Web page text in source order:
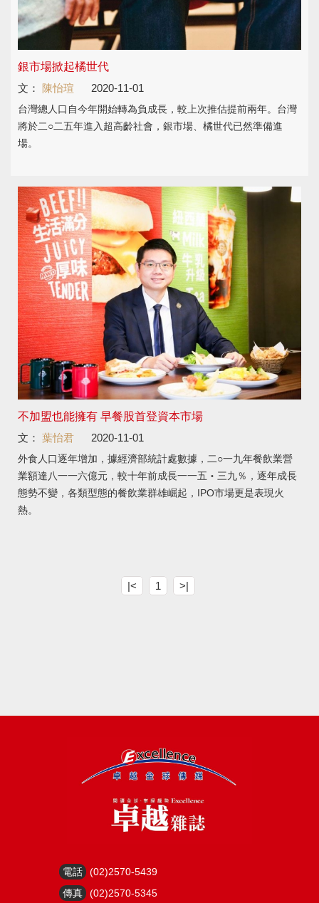
銀市場掀起橘世代
文：
陳怡瑄 2020-11-01
台灣總人口自今年開始轉為負成長，較上次推估提前兩年。台灣
將於二○二五年進入超高齡社會，銀市場、橘世代已然準備進
場。
不加盟也能擁有 早餐股首登資本市場
文： 葉怡君 2020-11-01
外食人口逐年增加，據經濟部統計處數據，二○一九年餐飲業營
業額達八一一六億元，較十年前成長一一五‧三九％，逐年成長
態勢不變，各類型態的餐飲業群雄崛起，IPO市場更是表現火
熱。
|< 1 >|
電話
(02)2570-5439
傳真
(02)2570-5345